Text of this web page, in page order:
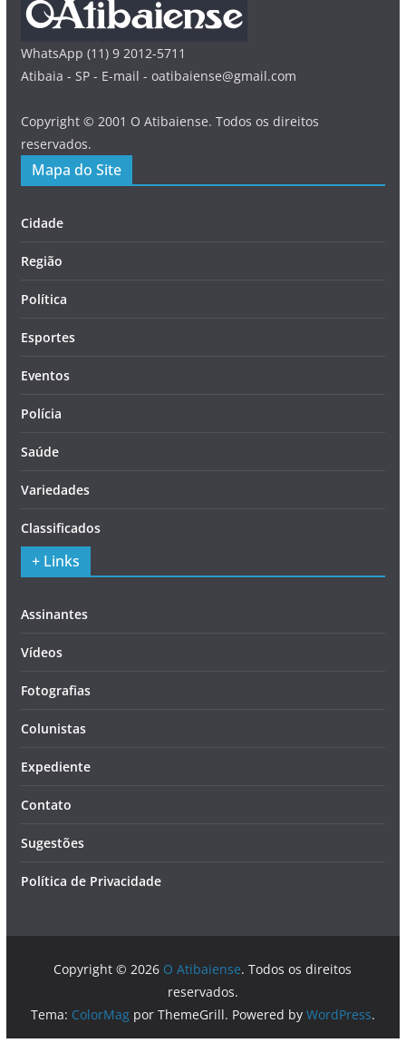
WhatsApp (11) 9 2012-5711
Atibaia - SP - E-mail - oatibaiense@gmail.com
Copyright © 2001 O Atibaiense. Todos os direitos
reservados.
Mapa do Site
Cidade
Região
Política
Esportes
Eventos
Polícia
Saúde
Variedades
Classificados
+ Links
Assinantes
Vídeos
Fotografias
Colunistas
Expediente
Contato
Sugestões
Política de Privacidade
Copyright © 2026 O Atibaiense. Todos os direitos
reservados.
Tema: ColorMagpor ThemeGrill. Powered by WordPress.